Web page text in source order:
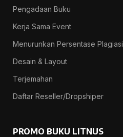
Pengadaan Buku
Kerja Sama Event
Menurunkan Persentase Plagiasi
Desain & Layout
Terjemahan
Daftar Reseller/Dropshiper
PROMO BUKU LITNUS